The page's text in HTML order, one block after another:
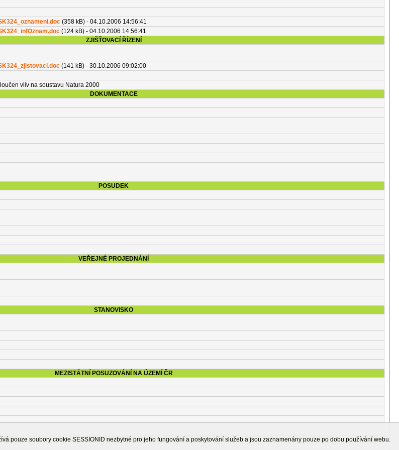
(358 kB) - 04.10.2006 14:56:41
(124 kB) - 04.10.2006 14:56:41
ZJIŠŤOVACÍ ŘÍZENÍ
(141 kB) - 30.10.2006 09:02:00
vliv na soustavu Natura 2000
DOKUMENTACE
POSUDEK
VEŘEJNÉ PROJEDNÁNÍ
STANOVISKO
MEZISTÁTNÍ POSUZOVÁNÍ NA ÚZEMÍ ČR
OSTATNÍ INFORMACE
pouze soubory cookie SESSIONID nezbytné pro jeho fungování a poskytování služeb a jsou zaznamenány pouze po dobu používání webu.